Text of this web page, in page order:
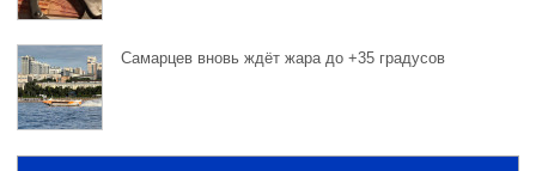
Самарцев вновь ждёт жара до +35 градусов